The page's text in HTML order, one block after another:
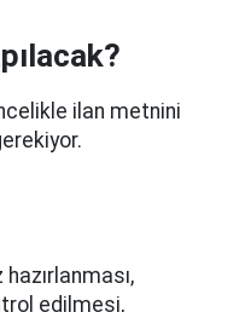
ilan metnini
edilmesi,